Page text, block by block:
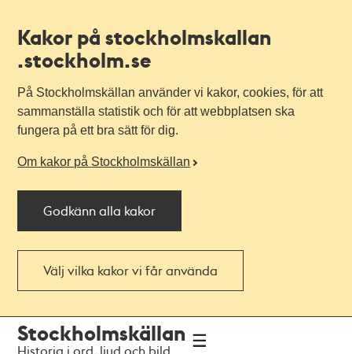
Kakor på stockholmskallan
.stockholm.se
På Stockholmskällan använder vi kakor, cookies, för att
sammanställa statistik och för att webbplatsen ska
fungera på ett bra sätt för dig.
Om kakor på Stockholmskällan
Godkänn alla kakor
Välj vilka kakor vi får använda
navigationen
huvudinnehållet
Stockholmskällan
Historia i ord, ljud och bild